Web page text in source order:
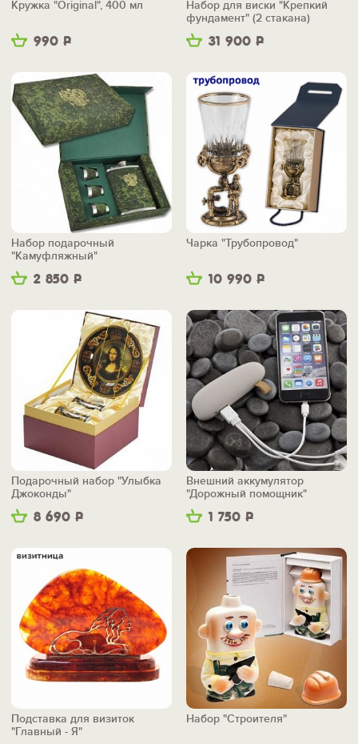
990 Р
Кружка "Original", 400 мл
31 900 Р
Набор для виски "Крепкий
фундамент" (2 стакана)
2 850 Р
Набор подарочный
"Камуфляжный"
10 990 Р
Чарка "Трубопровод"
8 690 Р
Подарочный набор "Улыбка
Джоконды"
1 750 Р
Внешний аккумулятор
"Дорожный помощник"
Подставка для визиток
"Главный - Я"
Набор "Строителя"